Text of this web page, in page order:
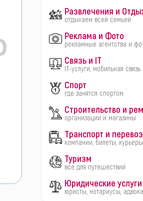
Развлечения и
отдыхаем всей семьей
Реклама и Фото
рекламные агентства и
Связь и IT
IT-услуги, мобильная связь
Спорт
где занятся спортом
Строительство и
организации и магазины
Транспорт и
компании, билеты, курьеры
Туризм
все для путешествий
Юридические услуги
юристы, нотариусы,